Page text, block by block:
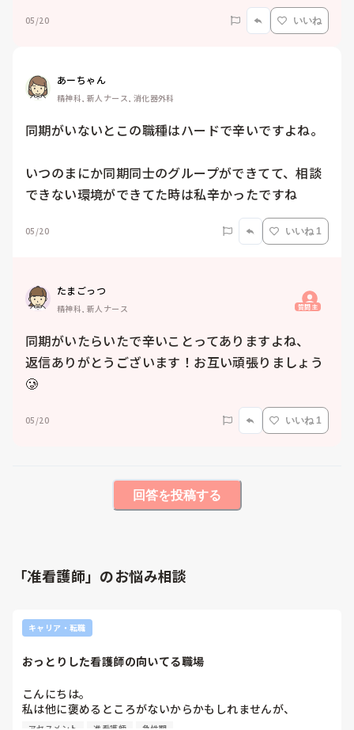
05/20 いいね
あーちゃん
精神科, 新人ナース, 消化器外科
同期がいないとこの職種はハードで辛いですよね。
いつのまにか同期同士のグループができてて、相談
できない環境ができてた時は私辛かったですね
05/20 いいね 1
たまごっつ
精神科, 新人ナース 質問主
同期がいたらいたで辛いことってありますよね、
返信ありがとうございます！お互い頑張りましょう
🥲
05/20 いいね 1
回答を投稿する
「准看護師」のお悩み相談
キャリア・転職
おっとりした看護師の向いてる職場
こんにちは。
私は他に褒めるところがないからかもしれませんが、
優しいとよく言われます。